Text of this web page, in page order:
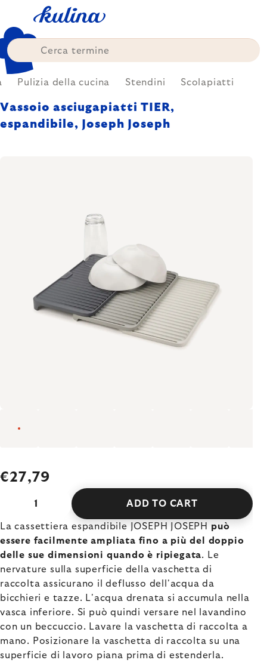
content
Pulizia della cucina Stendini Scolapiatti
Vassoio asciugapiatti TIER,
espandibile, Joseph Joseph
€27,79
ADD TO CART
La cassettiera espandibile JOSEPH JOSEPH
può
essere facilmente ampliata fino a più del doppio
delle sue dimensioni quando è ripiegata. Le
nervature sulla superficie della vaschetta di
raccolta assicurano il deflusso dell'acqua da
bicchieri e tazze. L'acqua drenata si accumula nella
vasca inferiore. Si può quindi versare nel lavandino
con un beccuccio. Lavare la vaschetta di raccolta a
mano. Posizionare la vaschetta di raccolta su una
superficie di lavoro piana prima di estenderla.